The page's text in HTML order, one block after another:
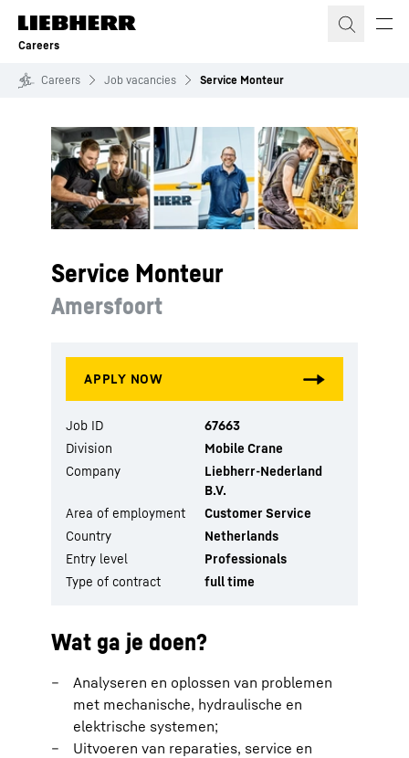
Skip to content
Careers
Careers Job vacancies Service Monteur
Service Monteur
Amersfoort
Wat ga je doen?
Analyseren en oplossen van problemen
met mechanische, hydraulische en
elektrische systemen;
Uitvoeren van reparaties, service en
Job ID
67663
Division
Mobile Crane
Company
Liebherr-Nederland
B.V.
Area of employment
Customer Service
Country
Netherlands
Entry level
Professionals
Type of contract
full time